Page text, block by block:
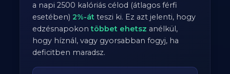
a napi2500 kalóriás célod (átlagosférfi
esetében)2%-át teszi ki. Ez azt jelenti, hogy
edzésnapokontöbbet ehetsz anélkül,
hogy híznál, vagy gyorsabban fogyj, ha
deficitben maradsz.